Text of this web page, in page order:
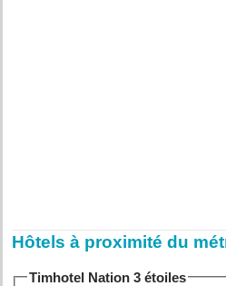
Hôtels à proximité du
Timhotel Nation 3 étoiles